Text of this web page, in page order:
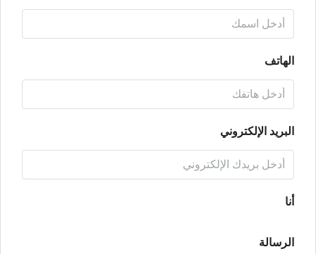
الهاتف
البريد الإلكتروني
أنا
الرسالة